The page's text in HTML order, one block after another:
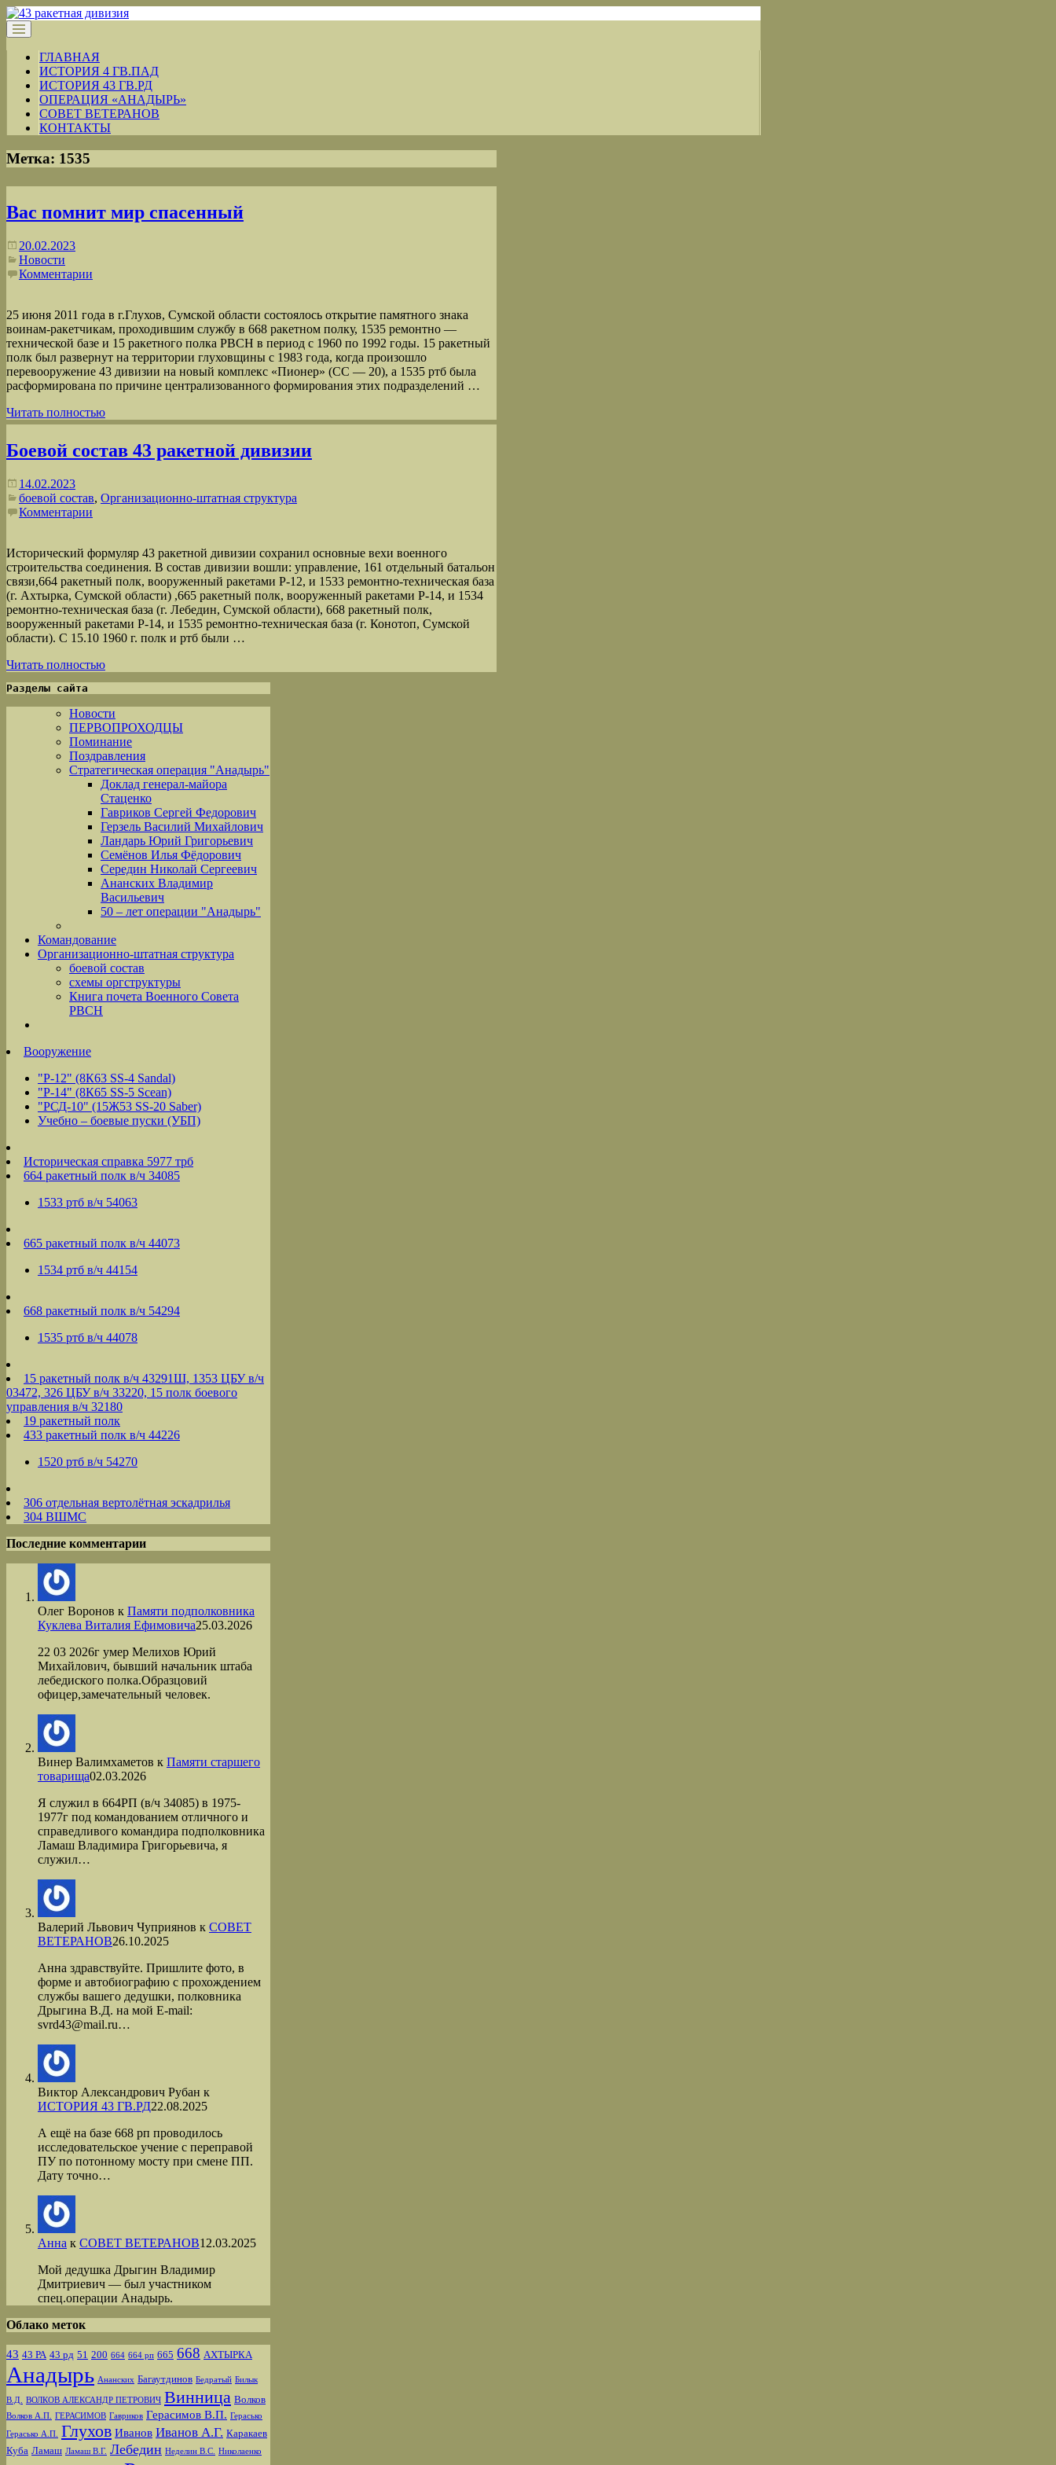
ГЛАВНАЯ
ИСТОРИЯ 4 ГВ.ПАД
ИСТОРИЯ 43 ГВ.РД
ОПЕРАЦИЯ «АНАДЫРЬ»
СОВЕТ ВЕТЕРАНОВ
КОНТАКТЫ
Метка: 1535
Вас помнит мир спасенный
20.02.2023
Новости
Комментарии
25 июня 2011 года в г.Глухов, Сумской области состоялось открытие памятного знака
воинам-ракетчикам, проходившим службу в 668 ракетном полку, 1535 ремонтно —
технической базе и 15 ракетного полка РВСН в период с 1960 по 1992 годы. 15 ракетный
полк был развернут на территории глуховщины с 1983 года, когда произошло
перевооружение 43 дивизии на новый комплекс «Пионер» (СС — 20), а 1535 ртб была
расформирована по причине централизованного формирования этих подразделений …
Читать полностью
Боевой состав 43 ракетной дивизии
14.02.2023
боевой состав, Организационно-штатная структура
Комментарии
Исторический формуляр 43 ракетной дивизии сохранил основные вехи военного
строительства соединения. В состав дивизии вошли: управление, 161 отдельный батальон
связи,664 ракетный полк, вооруженный ракетами Р-12, и 1533 ремонтно-техническая база
(г. Ахтырка, Сумской области) ,665 ракетный полк, вооруженный ракетами Р-14, и 1534
ремонтно-техническая база (г. Лебедин, Сумской области), 668 ракетный полк,
вооруженный ракетами Р-14, и 1535 ремонтно-техническая база (г. Конотоп, Сумской
области). С 15.10 1960 г. полк и ртб были …
Читать полностью
Разделы сайта
Новости
ПЕРВОПРОХОДЦЫ
Поминание
Поздравления
Стратегическая операция "Анадырь"
Доклад генерал-майора
Стаценко
Гавриков Сергей Федорович
Герзель Василий Михайлович
Ландарь Юрий Григорьевич
Семёнов Илья Фёдорович
Середин Николай Сергеевич
Ананских Владимир
Васильевич
50 – лет операции "Анадырь"
Командование
Организационно-штатная структура
боевой состав
схемы оргструктуры
Книга почета Военного Совета
РВСН
Вооружение
"Р-12" (8К63 SS-4 Sandal)
"Р-14" (8К65 SS-5 Scean)
"РСД-10" (15Ж53 SS-20 Saber)
Учебно – боевые пуски (УБП)
Историческая справка 5977 трб
664 ракетный полк в/ч 34085
1533 ртб в/ч 54063
665 ракетный полк в/ч 44073
1534 ртб в/ч 44154
668 ракетный полк в/ч 54294
1535 ртб в/ч 44078
15 ракетный полк в/ч 43291Ш, 1353 ЦБУ в/ч
03472, 326 ЦБУ в/ч 33220, 15 полк боевого
управления в/ч 32180
19 ракетный полк
433 ракетный полк в/ч 44226
1520 ртб в/ч 54270
306 отдельная вертолётная эскадрилья
304 ВШМС
Последние комментарии
Олег Воронов к Памяти подполковника
Куклева Виталия Ефимовича25.03.2026
22 03 2026г умер Мелихов Юрий
Михайлович, бывший начальник штаба
лебедиского полка.Образцовий
офицер,замечательный человек.
Винер Валимхаметов к Памяти старшего
товарища02.03.2026
Я служил в 664РП (в/ч 34085) в 1975-
1977г под командованием отличного и
справедливого командира подполковника
Ламаш Владимира Григорьевича, я
служил…
Валерий Львович Чуприянов к СОВЕТ
ВЕТЕРАНОВ26.10.2025
Анна здравствуйте. Пришлите фото, в
форме и автобиографию с прохождением
службы вашего дедушки, полковника
Дрыгина В.Д. на мой Е-mail:
svrd43@mail.ru…
Виктор Александрович Рубан к
ИСТОРИЯ 43 ГВ.РД22.08.2025
А ещё на базе 668 рп проводилось
исследовательское учение с переправой
ПУ по потонному мосту при смене ПП.
Дату точно…
Анна к СОВЕТ ВЕТЕРАНОВ12.03.2025
Мой дедушка Дрыгин Владимир
Дмитриевич — был участником
спец.операции Анадырь.
Облако меток
43 43 РА 43 рд 51 200 664 664 рп 665 668 АХТЫРКА
Анадырь Ананских Багаутдинов Бедратый Билык
В.Д. ВОЛКОВ АЛЕКСАНДР ПЕТРОВИЧ Винница Волков
Волков А.П. ГЕРАСИМОВ Гавриков Герасимов В.П. Герасько
Герасько А.П. Глухов Иванов Иванов А.Г. Каракаев
Куба Ламаш Ламаш В.Г. Лебедин Неделин В.С. Николаенко